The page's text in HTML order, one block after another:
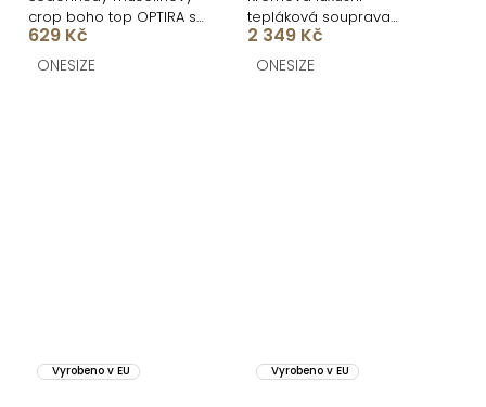
crop boho top OPTIRA s
dlouhým rukávem
629 Kč
ONESIZE
tepláková souprava
NARYKO
2 349 Kč
ONESIZE
Vyrobeno v EU Vyrobeno v EU